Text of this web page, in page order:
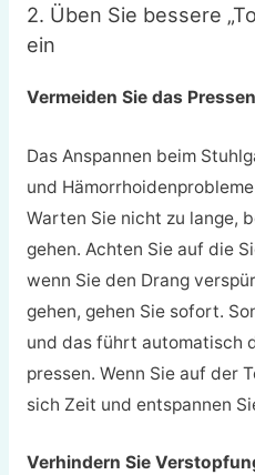
2. Üben Sie bessere
ein
Vermeiden Sie das Pressen
Das Anspannen beim
und
Warten Sie nicht zu lange,
gehen. Achten Sie auf die
wenn Sie den Drang
gehen, gehen Sie sofort.
und das führt automatisch
pressen. Wenn Sie auf der
sich Zeit und entspannen
Verhindern Sie